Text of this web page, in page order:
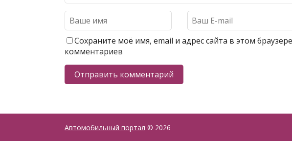
Сохраните моё имя, email и адрес сайта в этом
комментариев
Автомобильный портал © 2026